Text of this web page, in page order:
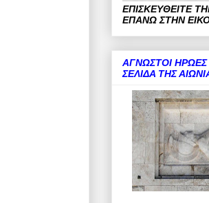
ΕΠΙΣΚΕΥΘΕΙΤΕ
ΕΠΑΝΩ ΣΤΗΝ
ΑΓΝΩΣΤΟΙ
ΣΕΛΙΔΑ ΤΗΣ